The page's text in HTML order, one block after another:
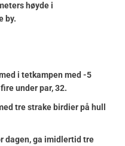
høyde i
by.
i tetkampen med -5
under par, 32.
tre strake birdier på hull
dagen, ga imidlertid tre